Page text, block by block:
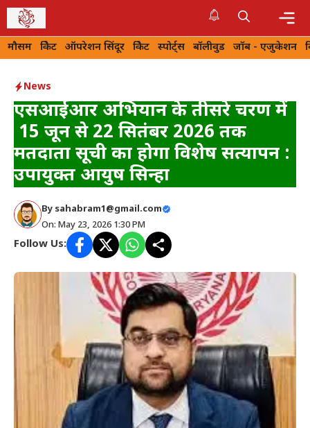
Skip
to
content
मौसम क्रिकेट ऑपरेशन सिंदूर क्रिकेट स्पोर्ट्स बॉलीवुड जॉब - एजुकेशन
News
एसआईआर अभियान के तीसरे चरण में
15 जून से 22 सितंबर 2026 तक
मतदाता सूची का होगा विशेष सत्यापन :
उपायुक्त आयुष सिन्हा
By sahabram1@gmail.com
On: May 23, 2026 1:30 PM
Follow Us: